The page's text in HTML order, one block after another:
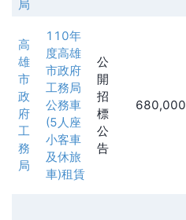
局
高
雄
市
政
府
工
務
局
110年
度高雄
市政府
工務局
公務車
(5人座
小客車
及休旅
車)租賃
公
開
招
標
公
告
680,000